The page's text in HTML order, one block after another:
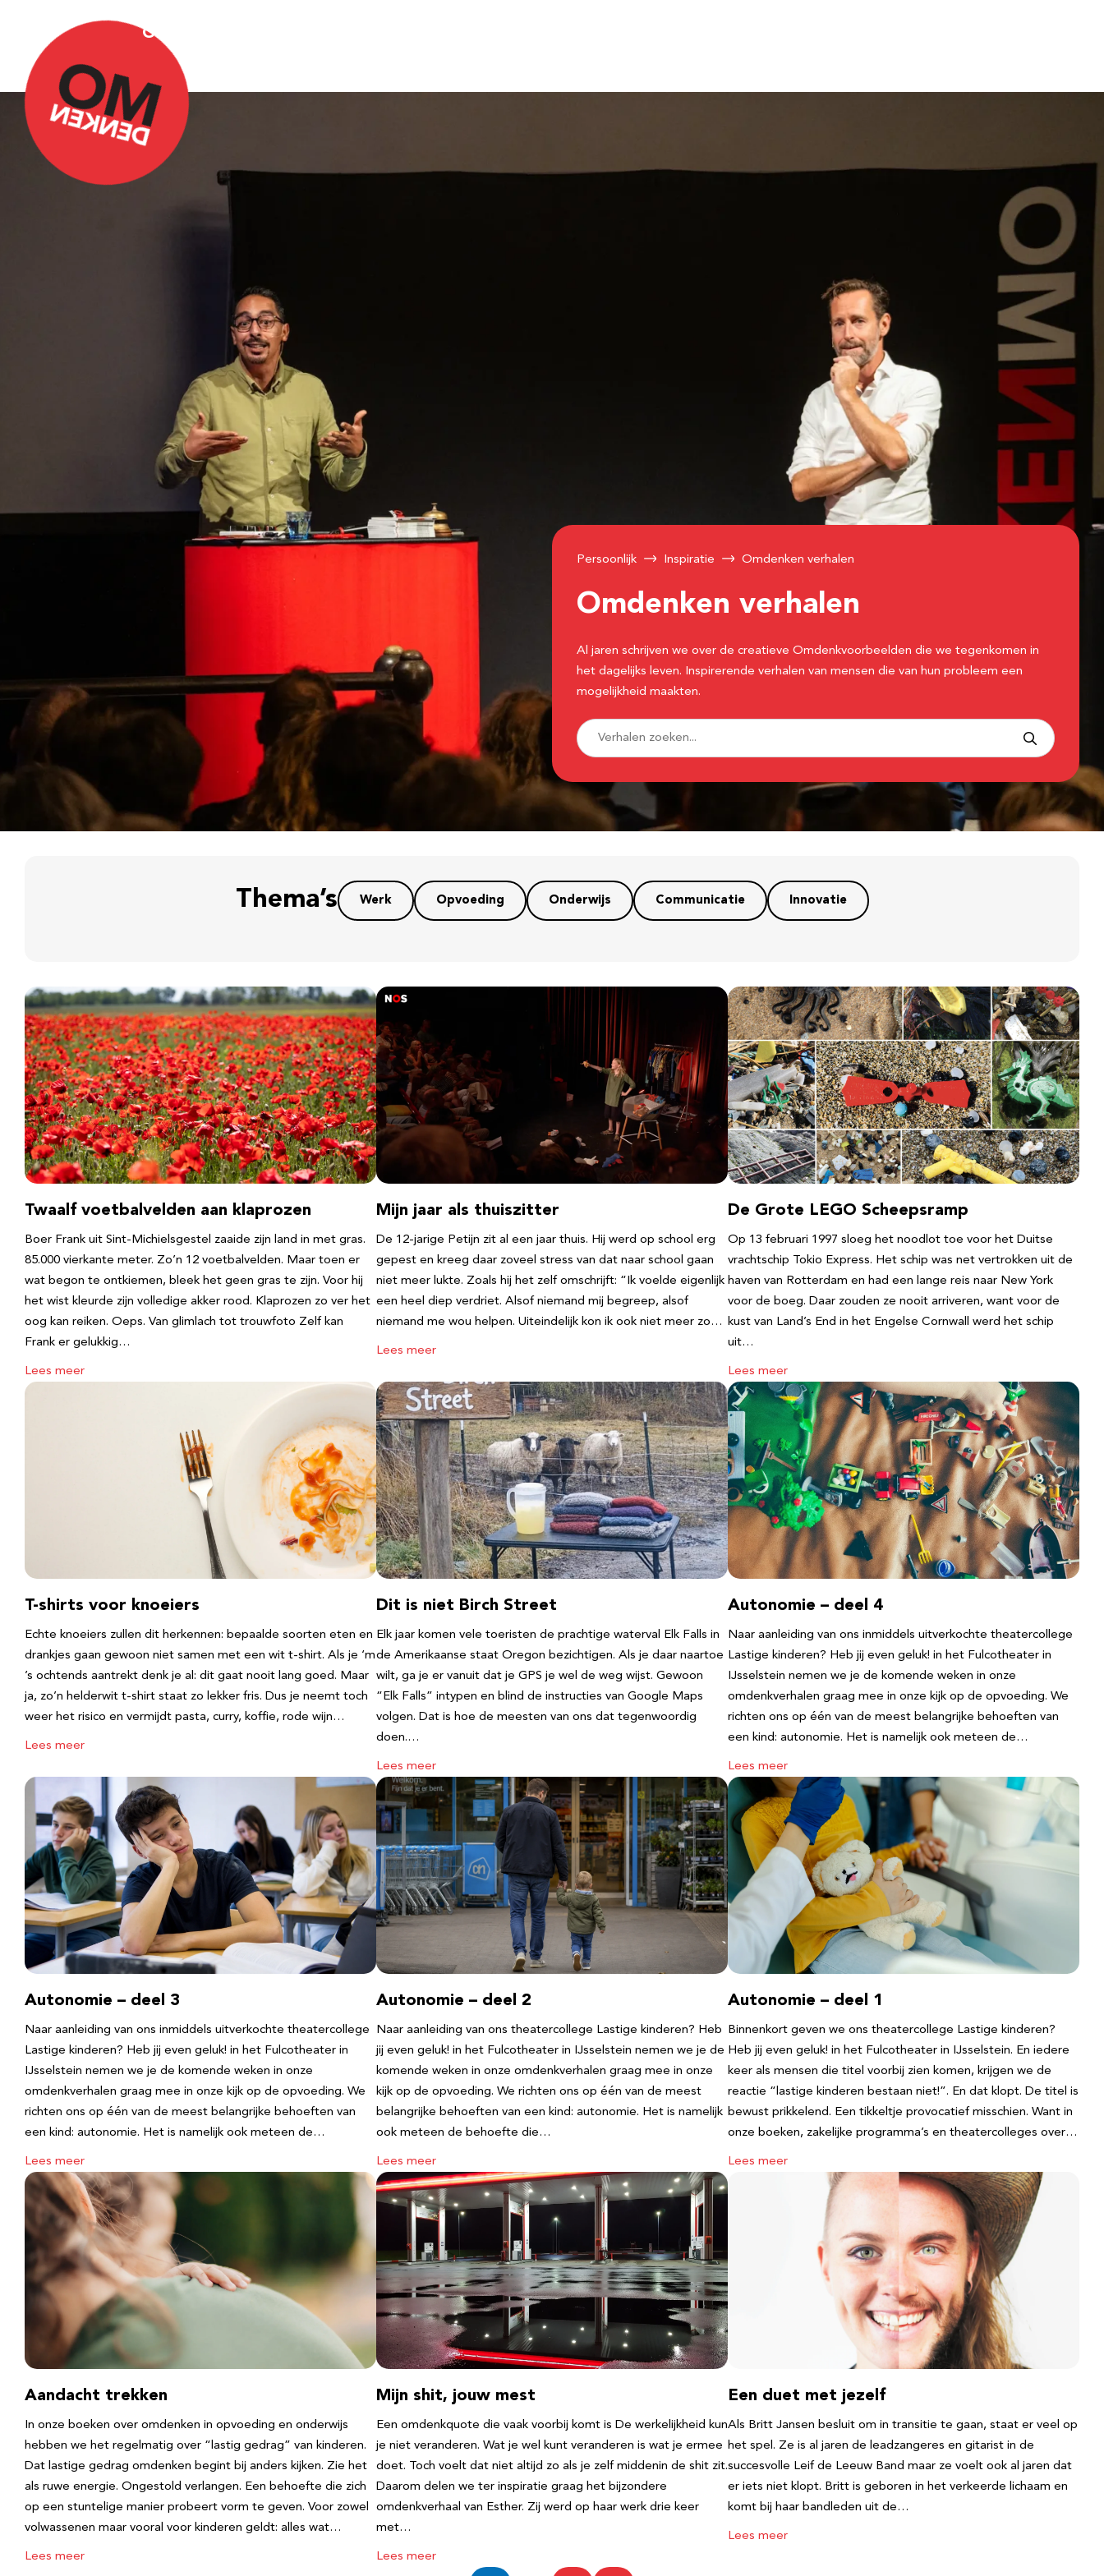
Over Omdenken
Persoonlijk Inspiratie Omdenken verhalen
Omdenken verhalen
Al jaren schrijven we over de creatieve Omdenkvoorbeelden die we tegenkomen in
het dagelijks leven. Inspirerende verhalen van mensen die van hun probleem een
mogelijkheid maakten.
Thema’s Werk Opvoeding Onderwijs Communicatie Innovatie
Twaalf voetbalvelden aan klaprozen
Boer Frank uit Sint-Michielsgestel zaaide zijn land in met gras.
85.000 vierkante meter. Zo’n 12 voetbalvelden. Maar toen er
wat begon te ontkiemen, bleek het geen gras te zijn. Voor hij
het wist kleurde zijn volledige akker rood. Klaprozen zo ver het
oog kan reiken. Oeps. Van glimlach tot trouwfoto Zelf kan
Frank er gelukkig…
Lees meer
Mijn jaar als thuiszitter
De 12-jarige Petijn zit al een jaar thuis. Hij werd op school erg
gepest en kreeg daar zoveel stress van dat naar school gaan
niet meer lukte. Zoals hij het zelf omschrijft: “Ik voelde eigenlijk
een heel diep verdriet. Alsof niemand mij begreep, alsof
niemand me wou helpen. Uiteindelijk kon ik ook niet meer zo…
Lees meer
De Grote LEGO Scheepsramp
Op 13 februari 1997 sloeg het noodlot toe voor het Duitse
vrachtschip Tokio Express. Het schip was net vertrokken uit de
haven van Rotterdam en had een lange reis naar New York
voor de boeg. Daar zouden ze nooit arriveren, want voor de
kust van Land’s End in het Engelse Cornwall werd het schip
uit…
Lees meer
T-shirts voor knoeiers
Echte knoeiers zullen dit herkennen: bepaalde soorten eten en
drankjes gaan gewoon niet samen met een wit t-shirt. Als je ‘m
’s ochtends aantrekt denk je al: dit gaat nooit lang goed. Maar
ja, zo’n helderwit t-shirt staat zo lekker fris. Dus je neemt toch
weer het risico en vermijdt pasta, curry, koffie, rode wijn…
Lees meer
Dit is niet Birch Street
Elk jaar komen vele toeristen de prachtige waterval Elk Falls in
de Amerikaanse staat Oregon bezichtigen. Als je daar naartoe
wilt, ga je er vanuit dat je GPS je wel de weg wijst. Gewoon
“Elk Falls” intypen en blind de instructies van Google Maps
volgen. Dat is hoe de meesten van ons dat tegenwoordig
doen.…
Lees meer
Autonomie – deel 4
Naar aanleiding van ons inmiddels uitverkochte theatercollege
Lastige kinderen? Heb jij even geluk! in het Fulcotheater in
IJsselstein nemen we je de komende weken in onze
omdenkverhalen graag mee in onze kijk op de opvoeding. We
richten ons op één van de meest belangrijke behoeften van
een kind: autonomie. Het is namelijk ook meteen de…
Lees meer
Autonomie – deel 3
Naar aanleiding van ons inmiddels uitverkochte theatercollege
Lastige kinderen? Heb jij even geluk! in het Fulcotheater in
IJsselstein nemen we je de komende weken in onze
omdenkverhalen graag mee in onze kijk op de opvoeding. We
richten ons op één van de meest belangrijke behoeften van
een kind: autonomie. Het is namelijk ook meteen de…
Lees meer
Autonomie – deel 2
Naar aanleiding van ons theatercollege Lastige kinderen? Heb
jij even geluk! in het Fulcotheater in IJsselstein nemen we je de
komende weken in onze omdenkverhalen graag mee in onze
kijk op de opvoeding. We richten ons op één van de meest
belangrijke behoeften van een kind: autonomie. Het is namelijk
ook meteen de behoefte die…
Lees meer
Autonomie – deel 1
Binnenkort geven we ons theatercollege Lastige kinderen?
Heb jij even geluk! in het Fulcotheater in IJsselstein. En iedere
keer als mensen die titel voorbij zien komen, krijgen we de
reactie “lastige kinderen bestaan niet!”. En dat klopt. De titel is
bewust prikkelend. Een tikkeltje provocatief misschien. Want in
onze boeken, zakelijke programma’s en theatercolleges over…
Lees meer
Aandacht trekken
In onze boeken over omdenken in opvoeding en onderwijs
hebben we het regelmatig over “lastig gedrag” van kinderen.
Dat lastige gedrag omdenken begint bij anders kijken. Zie het
als ruwe energie. Ongestold verlangen. Een behoefte die zich
op een stuntelige manier probeert vorm te geven. Voor zowel
volwassenen maar vooral voor kinderen geldt: alles wat…
Lees meer
Mijn shit, jouw mest
Een omdenkquote die vaak voorbij komt is De werkelijkheid kun
je niet veranderen. Wat je wel kunt veranderen is wat je ermee
doet. Toch voelt dat niet altijd zo als je zelf middenin de shit zit.
Daarom delen we ter inspiratie graag het bijzondere
omdenkverhaal van Esther. Zij werd op haar werk drie keer
met…
Lees meer
Een duet met jezelf
Als Britt Jansen besluit om in transitie te gaan, staat er veel op
het spel. Ze is al jaren de leadzangeres en gitarist in de
succesvolle Leif de Leeuw Band maar ze voelt ook al jaren dat
er iets niet klopt. Britt is geboren in het verkeerde lichaam en
komt bij haar bandleden uit de…
Lees meer